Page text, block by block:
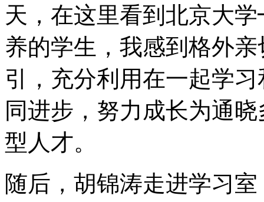
天，在这里看到北京大
养的学生，我感到格外
引，充分利用在一起学
同进步，努力成长为通
型人才。
随后，胡锦涛走进学习